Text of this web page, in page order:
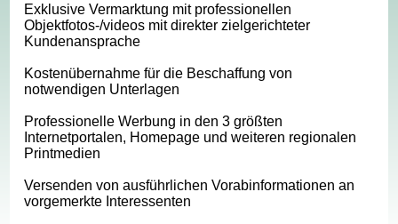
Exklusive Vermarktung mit professionellen
Objektfotos-/videos mit direkter zielgerichteter
Kundenansprache
Kostenübernahme für die Beschaffung von
notwendigen Unterlagen
Professionelle Werbung in den 3 größten
Internetportalen, Homepage und weiteren regionalen
Printmedien
Versenden von ausführlichen Vorabinformationen an
vorgemerkte Interessenten